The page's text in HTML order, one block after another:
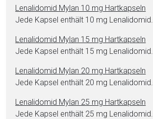
Le­na­li­do­mid Mylan 10 mg Hartkapseln
Jede Kapsel enthält 10 mg Le­na­li­do­mid.
Le­na­li­do­mid Mylan 15 mg Hartkapseln
Jede Kapsel enthält 15 mg Le­na­li­do­mid.
Le­na­li­do­mid Mylan 20 mg Hartkapseln
Jede Kapsel enthält 20 mg Le­na­li­do­mid.
Le­na­li­do­mid Mylan 25 mg Hartkapseln
Jede Kapsel enthält 25 mg Le­na­li­do­mid.